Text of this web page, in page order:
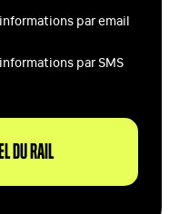
par email
par SMS